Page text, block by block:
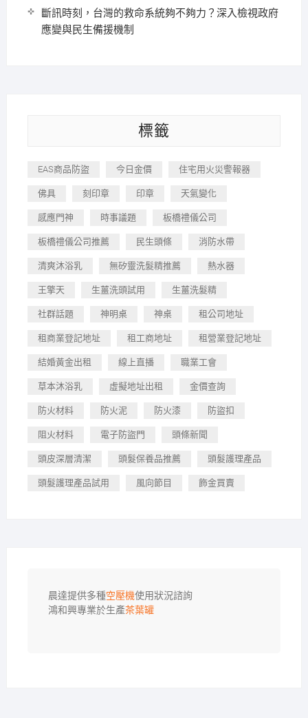
斷訊時刻，台灣的救命系統夠不夠力？深入檢視政府
應變與民生備援機制
標籤
EAS商品防盜 今日金價 住宅用火災警報器
佛具 刻印章 印章 天氣變化
感應門神 時事議題 板橋禮儀公司
板橋禮儀公司推薦 民生頭條 消防水帶
清爽沐浴乳 無矽靈洗髮精推薦 熱水器
王擎天 生薑洗頭試用 生薑洗髮精
社群話題 神明桌 神桌 租公司地址
租商業登記地址 租工商地址 租營業登記地址
結婚黃金出租 線上直播 職業工會
草本沐浴乳 虛擬地址出租 金價查詢
防火材料 防火泥 防火漆 防盜扣
阻火材料 電子防盜門 頭條新聞
頭皮深層清潔 頭髮保養品推薦 頭髮護理產品
頭髮護理產品試用 風向節目 飾金買賣
晨達提供多種空壓機使用狀況諮詢
鴻和興專業於生產茶葉罐